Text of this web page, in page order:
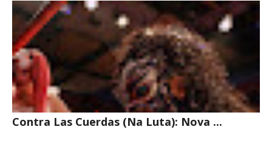
Contra Las Cuerdas (Na Luta): Nova ...